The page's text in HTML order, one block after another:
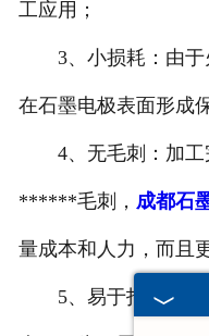
工应用；
3、小损耗：由于
在石墨电极表面形成
4、无毛刺：加工
******毛刺， 成都石
量成本和人力，而且
5、易于打磨：操